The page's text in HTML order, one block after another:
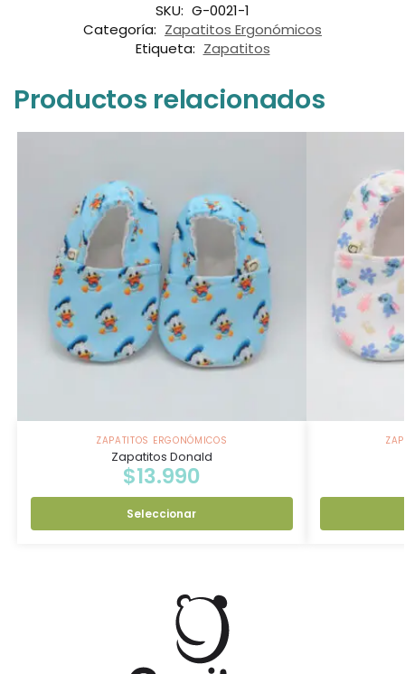
SKU: G-0021-1
Categoría: Zapatitos Ergonómicos
Etiqueta: Zapatitos
Productos relacionados
ZAPATITOS ERGONÓMICOS
Zapatitos Donald
$13.990
Seleccionar